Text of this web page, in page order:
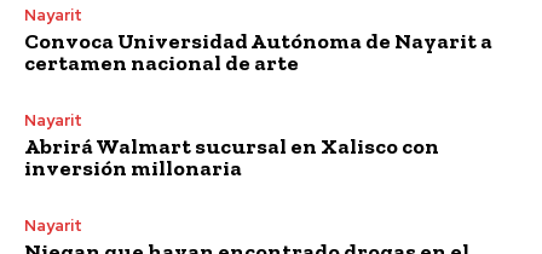
Nayarit
Convoca Universidad Autónoma de Nayarit a
certamen nacional de arte
Nayarit
Abrirá Walmart sucursal en Xalisco con
inversión millonaria
Nayarit